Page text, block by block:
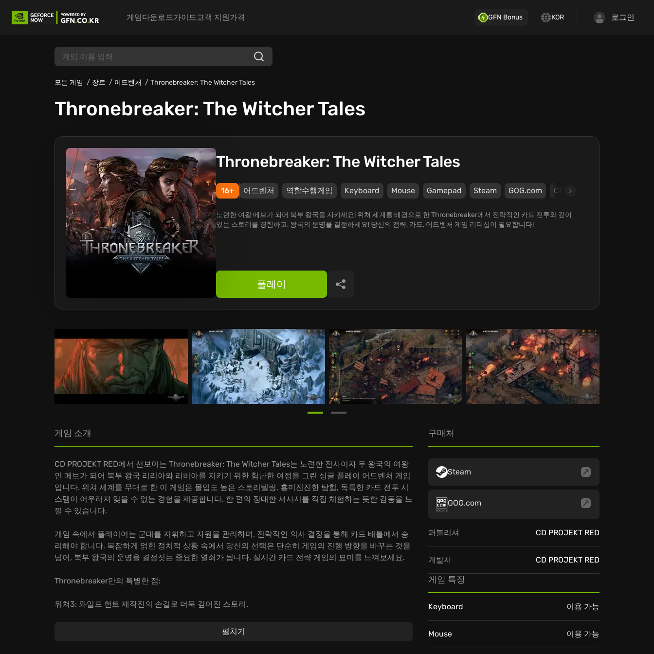
게임다운로드가이드고객 지원가격 GFN Bonus KOR 로그인
모든 게임 장르 어드벤처 Thronebreaker: The Witcher Tales
Thronebreaker: The Witcher Tales
Thronebreaker: The Witcher Tales
16+ 어드벤처 역할수행게임 Keyboard Mouse Gamepad Steam GOG.com CD PROJEKT RED
노련한 여왕 메브가 되어 북부 왕국을 지키세요! 위쳐 세계를 배경으로 한 Thronebreaker에서 전략적인 카드 전투와 깊이
있는 스토리를 경험하고, 왕국의 운명을 결정하세요! 당신의 전략, 카드, 어드벤처 게임 리더십이 필요합니다!
플레이 공유
게임 소개
CD PROJEKT RED에서 선보이는 Thronebreaker: The Witcher Tales는 노련한 전사이자 두 왕국의 여왕
인 메브가 되어 북부 왕국 리리아와 리비아를 지키기 위한 험난한 여정을 그린 싱글 플레이 어드벤처 게임
입니다. 위쳐 세계를 무대로 한 이 게임은 몰입도 높은 스토리텔링, 흥미진진한 탐험, 독특한 카드 전투 시
스템이 어우러져 잊을 수 없는 경험을 제공합니다. 한 편의 장대한 서사시를 직접 체험하는 듯한 감동을 느
낄 수 있습니다.
게임 속에서 플레이어는 군대를 지휘하고 자원을 관리하며, 전략적인 의사 결정을 통해 카드 배틀에서 승
리해야 합니다. 복잡하게 얽힌 정치적 상황 속에서 당신의 선택은 단순히 게임의 진행 방향을 바꾸는 것을
넘어, 북부 왕국의 운명을 결정짓는 중요한 열쇠가 됩니다. 실시간 카드 전략 게임의 묘미를 느껴보세요.
Thronebreaker만의 특별한 점:
위쳐3: 와일드 헌트 제작진의 손길로 더욱 깊어진 스토리.
매력적인 캐릭터들과 함께 펼쳐지는 예측 불허의 모험.
펼치기
구매처
Steam
GOG.com
퍼블리셔 CD PROJEKT RED
개발사 CD PROJEKT RED
게임 특징
Keyboard 이용 가능
Mouse 이용 가능